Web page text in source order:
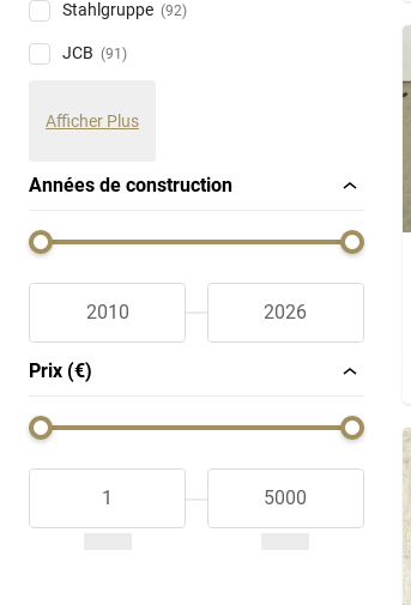
Stahlgruppe (92)
JCB (91)
Afficher Plus
Années de construction
Prix (€)